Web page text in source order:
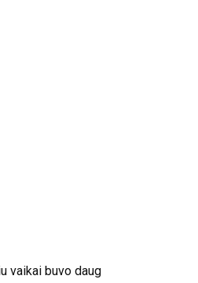
vaikai buvo daug